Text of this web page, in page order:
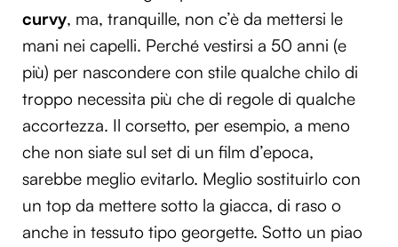
curvy, ma, tranquille, non c’è da mettersi le
mani nei capelli. Perché vestirsi a 50 anni (e
più) per nascondere con stile qualche chilo di
troppo necessita più che di regole di qualche
accortezza. Il corsetto, per esempio, a meno
che non siate sul set di un film d’epoca,
sarebbe meglio evitarlo. Meglio sostituirlo con
un top da mettere sotto la giacca, di raso o
anche in tessuto tipo georgette. Sotto un piao